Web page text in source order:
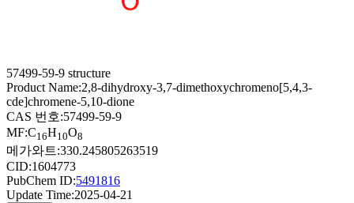
57499-59-9 structure
Product Name:2,8-dihydroxy-3,7-dimethoxychromeno[5,4,3-
cde]chromene-5,10-dione
CAS 번호:57499-59-9
MF:C16H10O8
메가와트:330.245805263519
CID:1604773
PubChem ID:5491816
Update Time:2025-04-21